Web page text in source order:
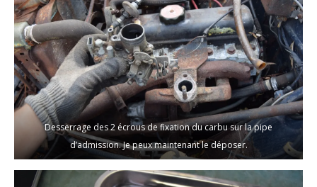
Desserrage des 2 écrous de fixation du carbu sur la pipe
d’admission. Je peux maintenant le déposer.